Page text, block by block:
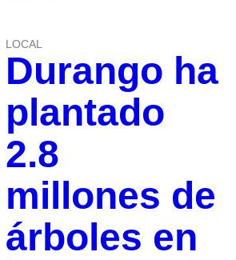
LOCAL
Durango ha
plantado
2.8
millones de
árboles en